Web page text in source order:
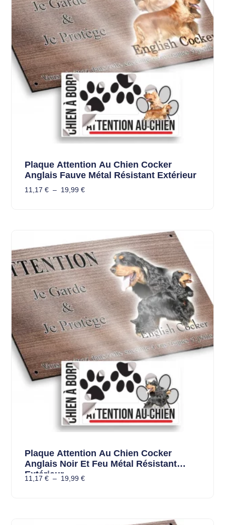
Plaque Attention Au Chien Cocker
Anglais Fauve Métal Résistant Extérieur
11,17 € – 19,99 €
Plaque Attention Au Chien Cocker
Anglais Noir Et Feu Métal Résistant
Extérieur
11,17 € – 19,99 €